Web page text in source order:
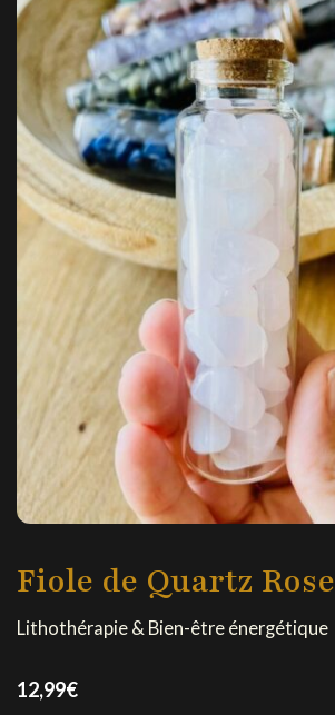
Fiole de Quartz Rose
Lithothérapie & Bien-être énergétique
12,99€